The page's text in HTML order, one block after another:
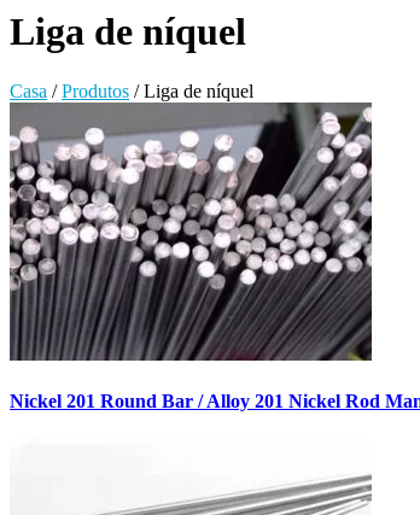
Liga de níquel
Casa /Produtos /Liga de níquel
Nickel 201 Round Bar / Alloy 201 Nickel Rod